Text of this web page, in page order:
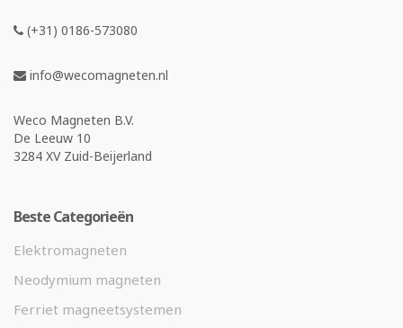
(+31) 0186-573080
info@wecomagneten.nl
Weco Magneten B.V.
De Leeuw 10
3284 XV Zuid-Beijerland
Beste Categorieën
Elektromagneten
Neodymium magneten
Ferriet magneetsystemen